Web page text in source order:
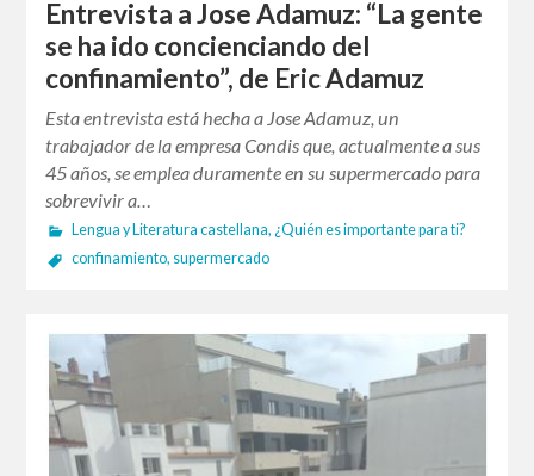
Entrevista a Jose Adamuz: “La gente
se ha ido concienciando del
confinamiento”, de Eric Adamuz
Esta entrevista está hecha a Jose Adamuz, un
trabajador de la empresa Condis que, actualmente a sus
45 años, se emplea duramente en su supermercado para
sobrevivir a…
Lengua y Literatura castellana, ¿Quién es importante para ti?
confinamiento, supermercado